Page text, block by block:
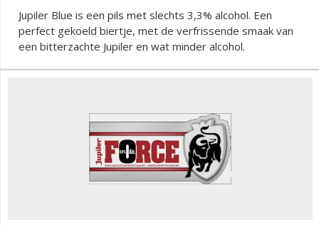
Jupiler Blue is een pils met slechts 3,3% alcohol. Een
perfect gekoeld biertje, met de verfrissende smaak van
een bitterzachte Jupiler en wat minder alcohol.